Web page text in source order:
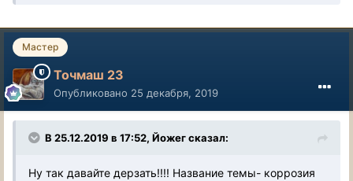
Мастер
Точмаш 23
Опубликовано 25 декабря, 2019
В 25.12.2019 в 17:52, Йожег сказал:
Ну так давайте дерзать!!!! Название темы- коррозия